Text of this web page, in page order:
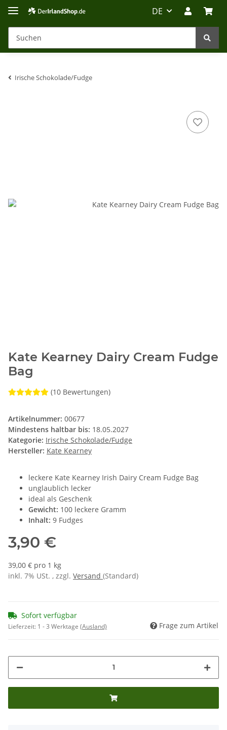
DE
Irische Schokolade/Fudge
Kate Kearney Dairy Cream Fudge
Bag
(10 Bewertungen)
Artikelnummer: 00677
Mindestens haltbar bis: 18.05.2027
Kategorie: Irische Schokolade/Fudge
Hersteller: Kate Kearney
leckere Kate Kearney Irish Dairy Cream Fudge Bag
unglaublich lecker
ideal als Geschenk
Gewicht: 100 leckere Gramm
Inhalt: 9 Fudges
3,90 €
39,00 € pro 1 kg
inkl. 7% USt. , zzgl. Versand (Standard)
Sofort verfügbar
Lieferzeit: 1 - 3 Werktage (Ausland) Frage zum Artikel